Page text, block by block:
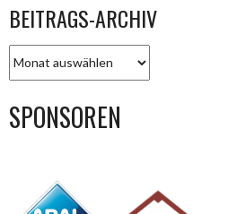
BEITRAGS-ARCHIV
ARCHIV
SPONSOREN